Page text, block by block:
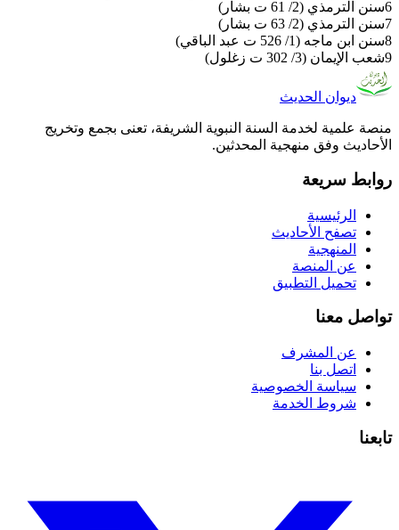
6سنن الترمذي (2/ 61 ت بشار)
7سنن الترمذي (2/ 63 ت بشار)
8سنن ابن ماجه (1/ 526 ت عبد الباقي)
9شعب الإيمان (3/ 302 ت زغلول)
ديوان الحديث
منصة علمية لخدمة السنة النبوية الشريفة، تعنى بجمع وتخريج
الأحاديث وفق منهجية المحدثين.
روابط سريعة
الرئيسية
تصفح الأحاديث
المنهجية
عن المنصة
تحميل التطبيق
تواصل معنا
عن المشرف
اتصل بنا
سياسة الخصوصية
شروط الخدمة
تابعنا